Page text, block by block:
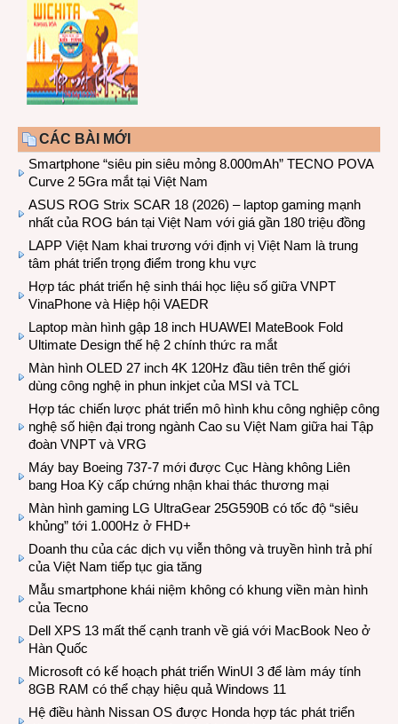
CÁC BÀI MỚI
Smartphone “siêu pin siêu mỏng 8.000mAh” TECNO POVA
Curve 2 5Gra mắt tại Việt Nam
ASUS ROG Strix SCAR 18 (2026) – laptop gaming mạnh
nhất của ROG bán tại Việt Nam với giá gần 180 triệu đồng
LAPP Việt Nam khai trương với định vị Việt Nam là trung
tâm phát triển trọng điểm trong khu vực
Hợp tác phát triển hệ sinh thái học liệu số giữa VNPT
VinaPhone và Hiệp hội VAEDR
Laptop màn hình gập 18 inch HUAWEI MateBook Fold
Ultimate Design thế hệ 2 chính thức ra mắt
Màn hình OLED 27 inch 4K 120Hz đầu tiên trên thế giới
dùng công nghệ in phun inkjet của MSI và TCL
Hợp tác chiến lược phát triển mô hình khu công nghiệp công
nghệ số hiện đại trong ngành Cao su Việt Nam giữa hai Tập
đoàn VNPT và VRG
Máy bay Boeing 737-7 mới được Cục Hàng không Liên
bang Hoa Kỳ cấp chứng nhận khai thác thương mại
Màn hình gaming LG UltraGear 25G590B có tốc độ “siêu
khủng” tới 1.000Hz ở FHD+
Doanh thu của các dịch vụ viễn thông và truyền hình trả phí
của Việt Nam tiếp tục gia tăng
Mẫu smartphone khái niệm không có khung viền màn hình
của Tecno
Dell XPS 13 mất thế cạnh tranh về giá với MacBook Neo ở
Hàn Quốc
Microsoft có kế hoạch phát triển WinUI 3 để làm máy tính
8GB RAM có thể chạy hiệu quả Windows 11
Hệ điều hành Nissan OS được Honda hợp tác phát triển